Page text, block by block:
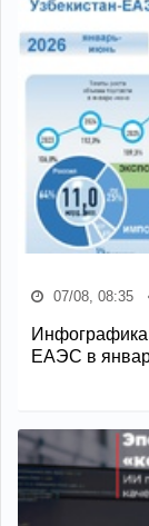
07/08, 08:35
ЕАЭС в